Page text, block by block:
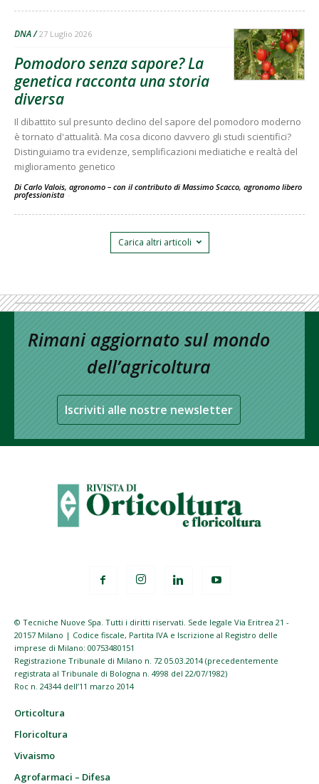
DNA 27 Luglio 2026
Pomodoro senza sapore? La
genetica racconta una storia
diversa
Il dibattito sul presunto declino del sapore del pomodoro moderno
è tornato d'attualità. Ma cosa dicono davvero gli studi scientifici?
Distinguiamo tra evidenze, semplificazioni mediatiche e realtà del
miglioramento genetico
Di Carlo Valois, agronomo – con il contributo di Massimo Scacco, agronomo libero
professionista -
Carica altri articoli
Rimani aggiornato sul mondo
dell’agricoltura
Iscriviti alle nostre newsletter
© Tecniche Nuove Spa. Tutti i diritti riservati. Sede legale Via Eritrea 21 -
20157 Milano | Codice fiscale, Partita IVA e Iscrizione al Registro delle
imprese di Milano: 00753480151
Registrazione Tribunale di Milano n. 72 05.03.2014 (precedentemente
registrata al Tribunale di Bologna n. 4998 del 22/07/1982)
Roc n. 24344 dell’11 marzo 2014
Orticoltura
Floricoltura
Vivaismo
Agrofarmaci – Difesa